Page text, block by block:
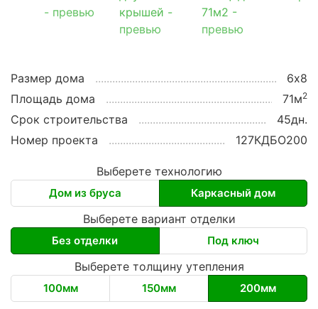
Размер дома
6х8
Площадь дома
71м2
Срок строительства
45дн.
Номер проекта
127КДБО200
Выберете технологию
Дом из бруса Каркасный дом
Выберете вариант отделки
Без отделки Под ключ
Выберете толщину утепления
100мм 150мм 200мм